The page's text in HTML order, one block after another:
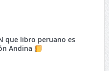
que libro peruano es
Andina